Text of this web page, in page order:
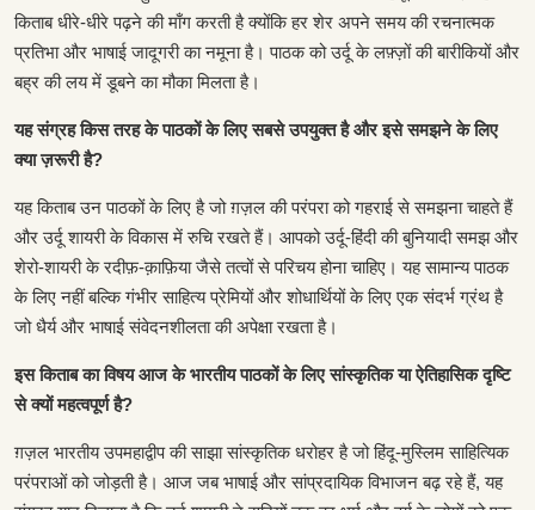
किताब धीरे-धीरे पढ़ने की माँग करती है क्योंकि हर शेर अपने समय की रचनात्मक
प्रतिभा और भाषाई जादूगरी का नमूना है। पाठक को उर्दू के लफ़्ज़ों की बारीकियों और
बह्र की लय में डूबने का मौका मिलता है।
यह संग्रह किस तरह के पाठकों के लिए सबसे उपयुक्त है और इसे समझने के लिए
क्या ज़रूरी है?
यह किताब उन पाठकों के लिए है जो ग़ज़ल की परंपरा को गहराई से समझना चाहते हैं
और उर्दू शायरी के विकास में रुचि रखते हैं। आपको उर्दू-हिंदी की बुनियादी समझ और
शेरो-शायरी के रदीफ़-क़ाफ़िया जैसे तत्वों से परिचय होना चाहिए। यह सामान्य पाठक
के लिए नहीं बल्कि गंभीर साहित्य प्रेमियों और शोधार्थियों के लिए एक संदर्भ ग्रंथ है
जो धैर्य और भाषाई संवेदनशीलता की अपेक्षा रखता है।
इस किताब का विषय आज के भारतीय पाठकों के लिए सांस्कृतिक या ऐतिहासिक दृष्टि
से क्यों महत्वपूर्ण है?
ग़ज़ल भारतीय उपमहाद्वीप की साझा सांस्कृतिक धरोहर है जो हिंदू-मुस्लिम साहित्यिक
परंपराओं को जोड़ती है। आज जब भाषाई और सांप्रदायिक विभाजन बढ़ रहे हैं, यह